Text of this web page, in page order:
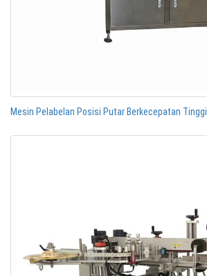
Mesin Pelabelan Posisi Putar Berkecepatan Tinggi